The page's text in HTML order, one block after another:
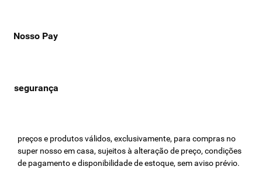
Nosso Pay
preços e produtos válidos, exclusivamente, para compras no
super nosso em casa, sujeitos à alteração de preço, condições
de pagamento e disponibilidade de estoque, sem aviso prévio.